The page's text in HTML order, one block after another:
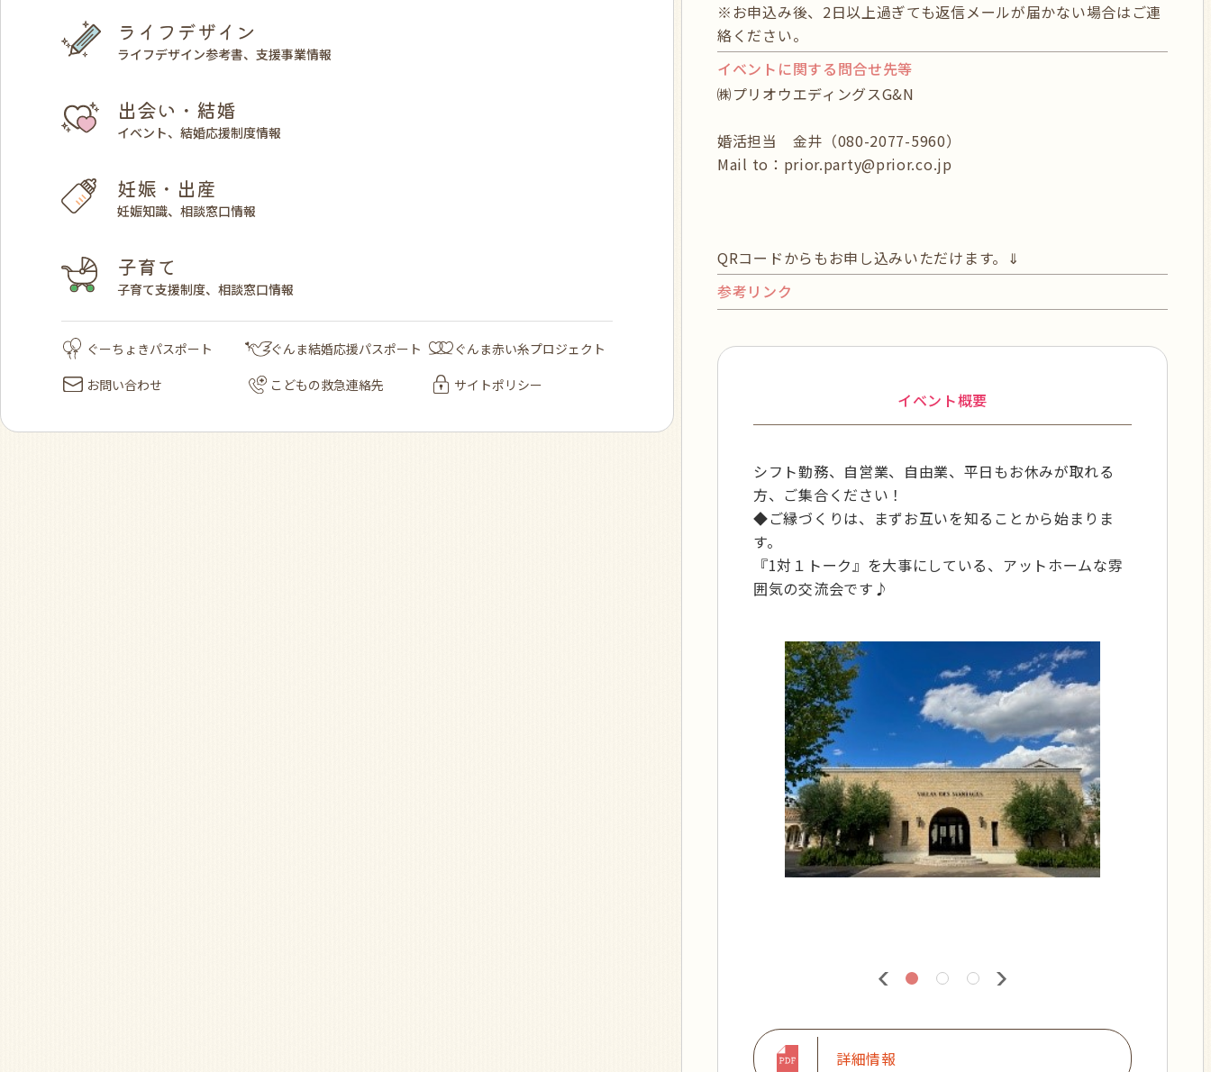
ライフデザイン
ライフデザイン参考書、支援事業情報
出会い・結婚
イベント、結婚応援制度情報
妊娠・出産
妊娠知識、相談窓口情報
子育て
子育て支援制度、相談窓口情報
ぐーちょきパスポート ぐんま結婚応援パスポート
ぐんま赤い糸プロジェクト
お問い合わせ
こどもの救急連絡先 サイトポリシー
※お申込み後、2日以上過ぎても返信メールが届かない場合はご連
絡ください。
イベントに関する問合せ先等
㈱プリオウエディングスG&N
婚活担当 金井（080-2077-5960）
Mail to：prior.party@prior.co.jp
QRコードからもお申し込みいただけます。⇓
参考リンク
イベント概要
シフト勤務、自営業、自由業、平日もお休みが取れる
方、ご集合ください！
◆ご縁づくりは、まずお互いを知ることから始まりま
す。
『1対１トーク』を大事にしている、アットホームな雰
囲気の交流会です♪
詳細情報